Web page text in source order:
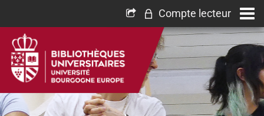
Compte lecteur